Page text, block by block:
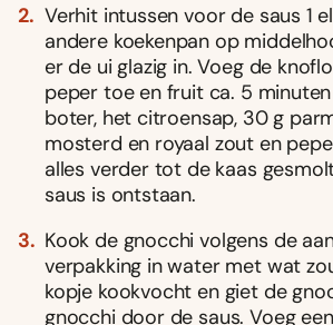
Verhit intussen voor de saus 1
andere koekenpan op
er de ui glazig in. Voeg de
peper toe en fruit ca. 5
boter, het citroensap, 30 g
mosterd en royaal zout en
alles verder tot de kaas
saus is ontstaan.
Kook de gnocchi volgens de
verpakking in water met wat
kopje kookvocht en giet de
gnocchi door de saus. Voeg